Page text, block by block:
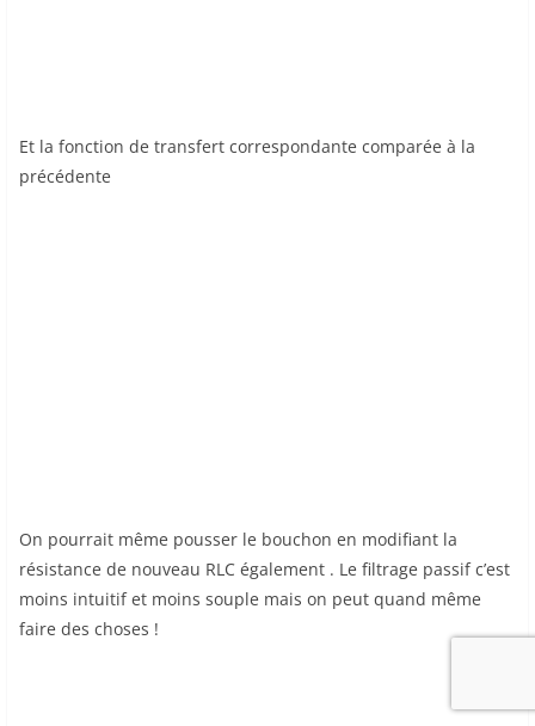
Et la fonction de transfert correspondante comparée à la
précédente
On pourrait même pousser le bouchon en modifiant la
résistance de nouveau RLC également . Le filtrage passif c’est
moins intuitif et moins souple mais on peut quand même
faire des choses !